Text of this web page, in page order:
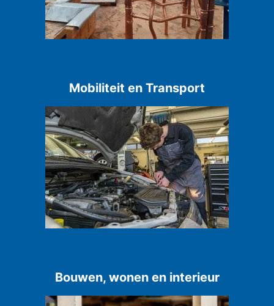
Mobiliteit en Transport
Bouwen, wonen en interieur